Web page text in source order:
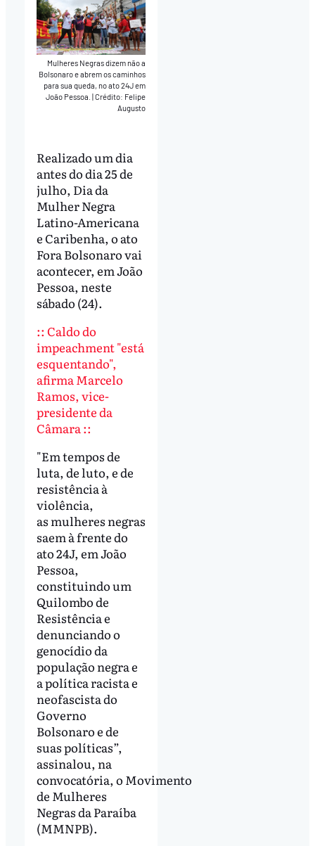
Mulheres Negras dizem não a
Bolsonaro e abrem os caminhos
para sua queda, no ato 24J em
João Pessoa.|Crédito: Felipe
Augusto
Realizado um dia
antes do dia 25 de
julho, Dia da
Mulher Negra
Latino-Americana
e Caribenha, o ato
Fora Bolsonaro vai
acontecer, em João
Pessoa, neste
sábado (24).
:: Caldo do
impeachment "está
esquentando",
afirma Marcelo
Ramos, vice-
presidente da
Câmara ::
"Em tempos de
luta, de luto, e de
resistência à
violência,
as mulheres negras
saem à frente do
ato 24J, em João
Pessoa,
constituindo um
Quilombo de
Resistência e
denunciando o
genocídio da
população negra e
a política racista e
neofascista do
Governo
Bolsonaro e de
suas políticas”,
assinalou, na
convocatória, o Movimento
de Mulheres
Negras da Paraíba
(MMNPB).